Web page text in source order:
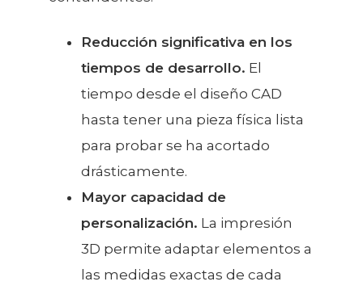
Reducción significativa en los
tiempos de desarrollo. El
tiempo desde el diseño CAD
hasta tener una pieza física lista
para probar se ha acortado
drásticamente.
Mayor capacidad de
personalización. La impresión
3D permite adaptar elementos a
las medidas exactas de cada